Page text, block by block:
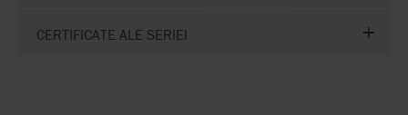
CERTIFICATE ALE SERIEI